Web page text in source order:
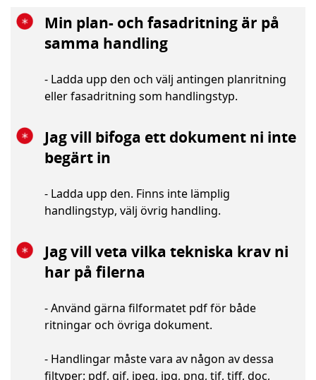
Min plan- och fasadritning är på
samma handling
- Ladda upp den och välj antingen planritning
eller fasadritning som handlingstyp.
Jag vill bifoga ett dokument ni inte
begärt in
- Ladda upp den. Finns inte lämplig
handlingstyp, välj övrig handling.
Jag vill veta vilka tekniska krav ni
har på filerna
- Använd gärna filformatet pdf för både
ritningar och övriga dokument.
- Handlingar måste vara av någon av dessa
filtyper: pdf, gif, jpeg, jpg, png, tif, tiff, doc,